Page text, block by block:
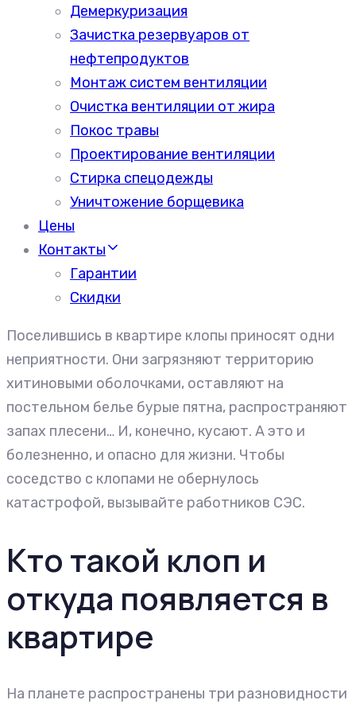
Демеркуризация
Зачистка резервуаров от
нефтепродуктов
Монтаж систем вентиляции
Очистка вентиляции от жира
Покос травы
Проектирование вентиляции
Стирка спецодежды
Уничтожение борщевика
Цены
Контакты
Гарантии
Скидки
Поселившись в квартире клопы приносят одни
неприятности. Они загрязняют территорию
хитиновыми оболочками, оставляют на
постельном белье бурые пятна, распространяют
запах плесени… И, конечно, кусают. А это и
болезненно, и опасно для жизни. Чтобы
соседство с клопами не обернулось
катастрофой, вызывайте работников СЭС.
Кто такой клоп и
откуда появляется в
квартире
На планете распространены три разновидности